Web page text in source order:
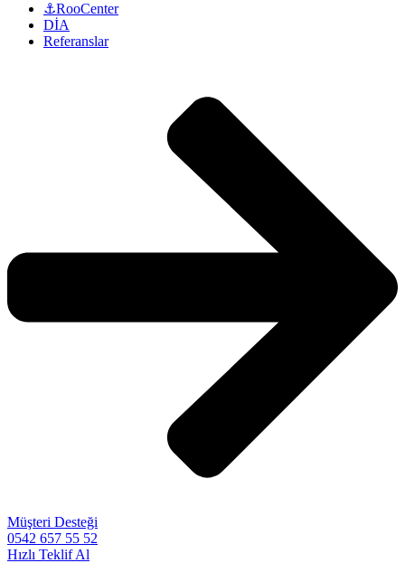
⚓RooCenter
DİA
Referanslar
Müşteri Desteği
0542 657 55 52
Hızlı Teklif Al